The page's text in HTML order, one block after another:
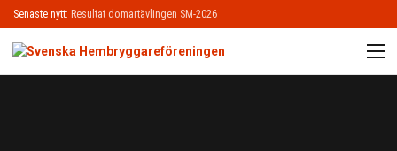
Senaste nytt: Resultat domartävlingen SM-2026